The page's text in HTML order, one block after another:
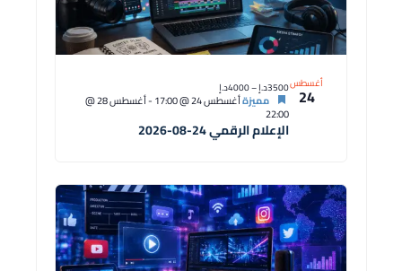
أغسطس
24
الإعلام الرقمي 24-08-2026
مميزةأغسطس 24 @ 17:00 - أغسطس 28 @
22:00
3500د.إ – 4000د.إ